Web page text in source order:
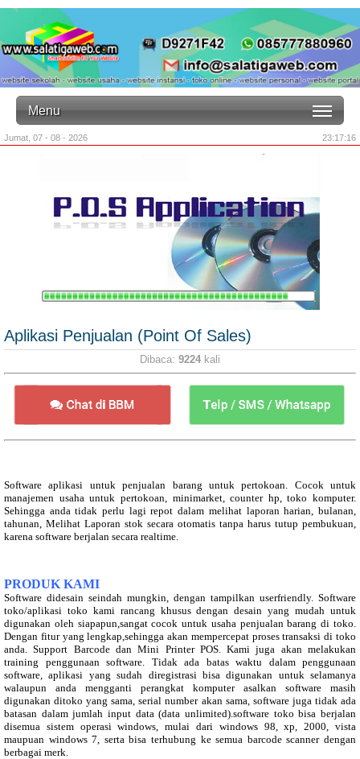
Menu
Jumat, 07 - 08 - 2026 23:17:16
Aplikasi Penjualan (Point Of Sales)
Dibaca: 9224 kali
Software aplikasi untuk penjualan barang untuk pertokoan. Cocok untuk
manajemen usaha untuk pertokoan, minimarket, counter hp, toko komputer.
Sehingga anda tidak perlu lagi repot dalam melihat laporan harian, bulanan,
tahunan, Melihat Laporan stok secara otomatis tanpa harus tutup pembukuan,
karena software berjalan secara realtime.
PRODUK KAMI
Software didesain seindah mungkin, dengan tampilkan userfriendly. Software
toko/aplikasi toko kami rancang khusus dengan desain yang mudah untuk
digunakan oleh siapapun,sangat cocok untuk usaha penjualan barang di toko.
Dengan fitur yang lengkap,sehingga akan mempercepat proses transaksi di toko
anda. Support Barcode dan Mini Printer POS. Kami juga akan melakukan
training penggunaan software. Tidak ada batas waktu dalam penggunaan
software, aplikasi yang sudah diregistrasi bisa digunakan untuk selamanya
walaupun anda mengganti perangkat komputer asalkan software masih
digunakan ditoko yang sama, serial number akan sama, software juga tidak ada
batasan dalam jumlah input data (data unlimited).software toko bisa berjalan
disemua sistem operasi windows, mulai dari windows 98, xp, 2000, vista
maupuan windows 7, serta bisa terhubung ke semua barcode scanner dengan
berbagai merk.